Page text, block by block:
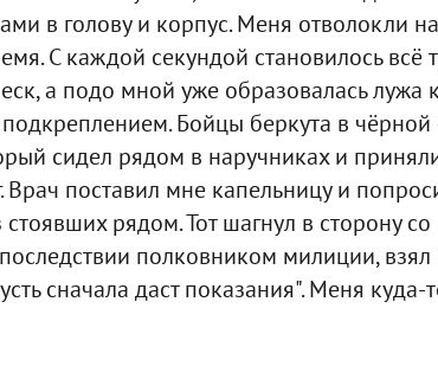
в голову и корпус. Меня отволокли
С каждой секундой становилось всё
а подо мной уже образовалась лужа
Бойцы беркута в
сидел рядом в наручниках и
Врач поставил мне капельницу и
рядом. Тот шагнул в сторону со
полковником милиции,
сначала даст показания". Меня